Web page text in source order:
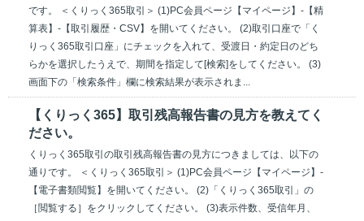
です。 ＜くりっく365取引＞ (1)PC会員ページ【マイページ】-【精
算表】-【取引履歴・CSV】を開いてください。 (2)取引口座で「く
りっく365取引口座」にチェックを入れて、受渡日・約定日のどち
らかを選択したうえで、期間を指定して[検索]をしてください。 (3)
画面下の「検索条件」欄に検索結果が表示されま...
【くりっく365】取引残高報告書の見方を教えてく
ださい。
くりっく365取引の取引残高報告書の見方につきましては、以下の
通りです。 ＜くりっく365取引＞ (1)PC会員ページ【マイページ】-
【電子書類閲覧】を開いてください。 (2)「くりっく365取引」の
［閲覧する］をクリックしてください。 (3)表示件数、受信年月、